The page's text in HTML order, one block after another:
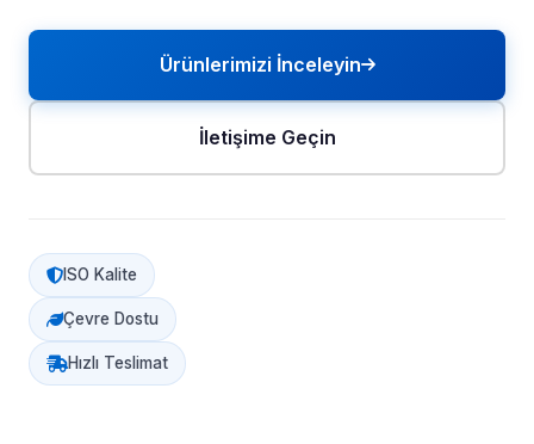
Ürünlerimizi İnceleyin
İletişime Geçin
ISO Kalite
Çevre Dostu
Hızlı Teslimat